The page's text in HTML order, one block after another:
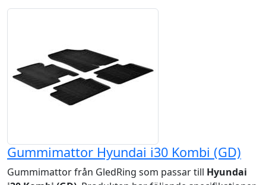
Gummimattor Hyundai i30 Kombi (GD)
Gummimattor från GledRing som passar till Hyundai